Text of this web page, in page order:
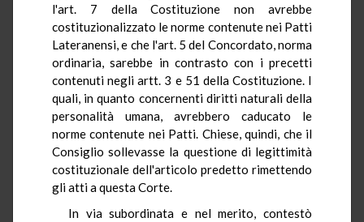
l'art. 7 della Costituzione non avrebbe
costituzionalizzato le norme contenute nei Patti
Lateranensi, e che l'art. 5 del Concordato, norma
ordinaria, sarebbe in contrasto con i precetti
contenuti negli artt. 3 e 51 della Costituzione. I
quali, in quanto concernenti diritti naturali della
personalità umana, avrebbero caducato le
norme contenute nei Patti. Chiese, quindi, che il
Consiglio sollevasse la questione di legittimità
costituzionale dell'articolo predetto rimettendo
gli atti a questa Corte.
In via subordinata e nel merito, contestò